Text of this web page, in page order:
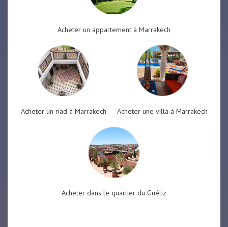
Acheter un appartement à Marrakech
Acheter un riad à Marrakech Acheter une villa à Marrakech
Acheter dans le quartier du Guéliz